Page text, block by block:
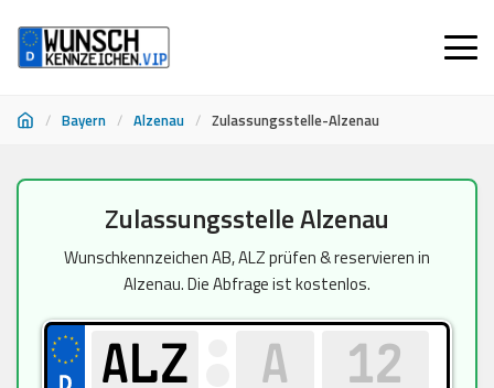
/ Bayern / Alzenau / Zulassungsstelle-Alzenau
springen
Zulassungsstelle Alzenau
Wunschkennzeichen AB, ALZ prüfen & reservieren in
Alzenau. Die Abfrage ist kostenlos.